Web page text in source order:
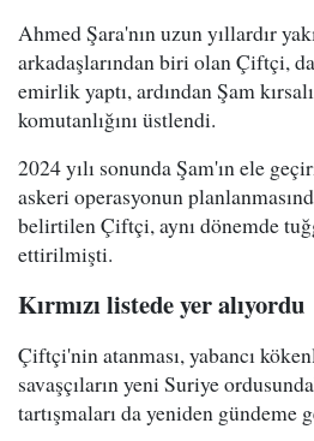
Ahmed Şara'nın uzun yıllardır
arkadaşlarından biri olan Çiftçi,
emirlik yaptı, ardından Şam
komutanlığını üstlendi.
2024 yılı sonunda Şam'ın ele
askeri operasyonun
belirtilen Çiftçi, aynı dönemde
ettirilmişti.
Kırmızı listede yer alıyordu
Çiftçi'nin atanması, yabancı
savaşçıların yeni Suriye
tartışmaları da yeniden gündeme